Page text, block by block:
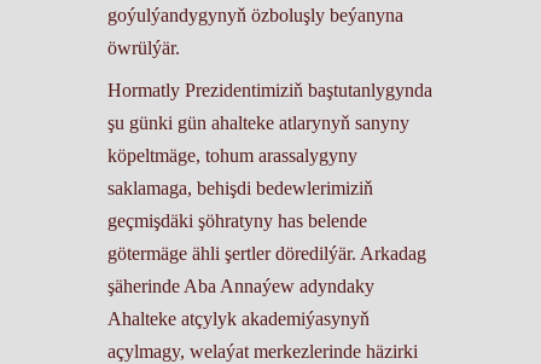
goýulýandygynyň özboluşly beýanyna
öwrülýär.
Hormatly Prezidentimiziň baştutanlygynda
şu günki gün ahalteke atlarynyň sanyny
köpeltmäge, tohum arassalygyny
saklamaga, behişdi bedewlerimiziň
geçmişdäki şöhratyny has belende
götermäge ähli şertler döredilýär. Arkadag
şäherinde Aba Annaýew adyndaky
Ahalteke atçylyk akademiýasynyň
açylmagy, welaýat merkezlerinde häzirki